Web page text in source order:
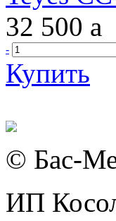
32 500 a
-
Купить
© Бас-
ИП